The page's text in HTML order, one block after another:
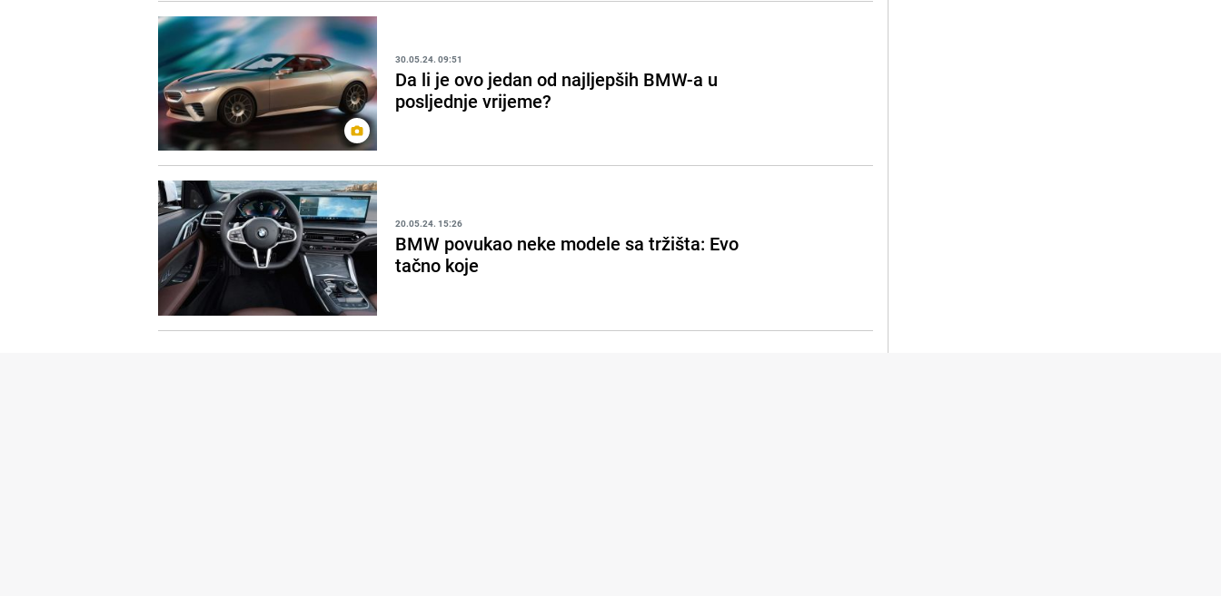
30.05.24. 09:51
Da li je ovo jedan od najljepših BMW-a u
posljednje vrijeme?
20.05.24. 15:26
BMW povukao neke modele sa tržišta: Evo
tačno koje